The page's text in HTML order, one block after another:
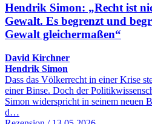
Hendrik Simon: „Recht ist
Gewalt. Es begrenzt und
Gewalt gleichermaßen“
David Kirchner
Hendrik Simon
Dass das Völkerrecht in einer Krise
einer Binse. Doch der
Simon widerspricht in seinem neuen
d…